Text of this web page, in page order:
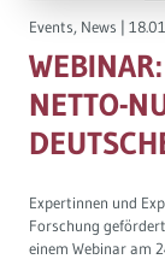
Events, News |
NETTO-
Expertinnen und
Forschung
einem Webinar am